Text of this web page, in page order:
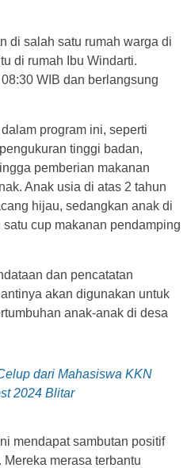
di salah satu rumah warga di
di rumah Ibu Windarti.
WIB dan berlangsung
program ini, seperti
tinggi badan,
pemberian makanan
Anak usia di atas 2 tahun
hijau, sedangkan anak di
cup makanan pendamping
dan pencatatan
akan digunakan untuk
anak-anak di desa
dari Mahasiswa KKN
2024 Blitar
mendapat sambutan positif
merasa terbantu